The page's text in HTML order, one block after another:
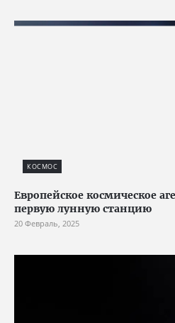
КОСМОС
Европейское космическое
первую лунную станцию
20 Февраль, 2025